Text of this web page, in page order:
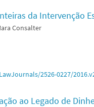
da Intervenção
Consalter
2526-0227/
ao Legado de